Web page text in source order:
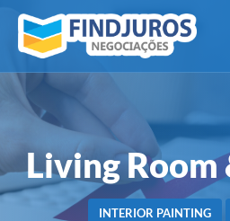
Living Room
INTERIOR PAINTING